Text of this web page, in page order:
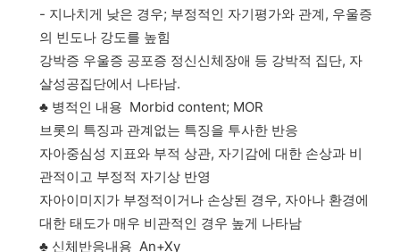
- 지나치게 낮은 경우; 부정적인 자기평가와 관계, 우울증
의 빈도나 강도를 높힘
강박증 우울증 공포증 정신신체장애 등 강박적 집단, 자
살성공집단에서 나타남.
♣ 병적인 내용 Morbid content; MOR
브롯의 특징과 관계없는 특징을 투사한 반응
자아중심성 지표와 부적 상관, 자기감에 대한 손상과 비
관적이고 부정적 자기상 반영
자아이미지가 부정적이거나 손상된 경우, 자아나 환경에
대한 태도가 매우 비관적인 경우 높게 나타남
♣ 신체반응내용 An+Xy